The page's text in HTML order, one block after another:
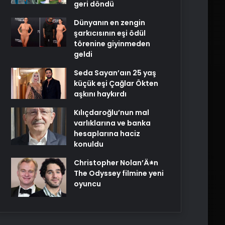
geri döndü
Dünyanın en zengin
şarkıcısının eşi ödül
törenine giyinmeden
geldi
Seda Sayan’aın 25 yaş
küçük eşi Çağlar Ökten
aşkını haykırdı
Kılıçdaroğlu’nun mal
varlıklarına ve banka
hesaplarına haciz
konuldu
Christopher Nolan’Ä±n
The Odyssey filmine yeni
oyuncu